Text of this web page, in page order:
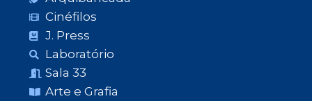
Cinéfilos
J. Press
Laboratório
Sala 33
Arte e Grafia